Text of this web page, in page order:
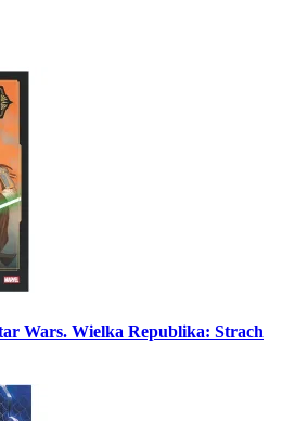
Wars. Wielka Republika: Strach